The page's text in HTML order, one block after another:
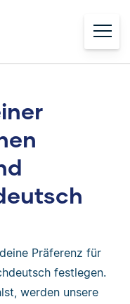
Präferenz für
festlegen.
werden unsere